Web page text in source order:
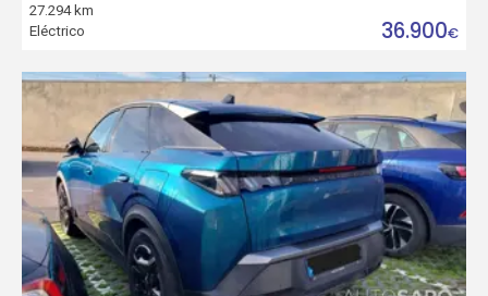
27.294 km
Eléctrico
36.900€